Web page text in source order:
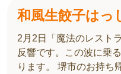
和風生餃子はっ
2月2日「魔法のレスト
反響です。この波に乗
ります。 堺市のお持ち